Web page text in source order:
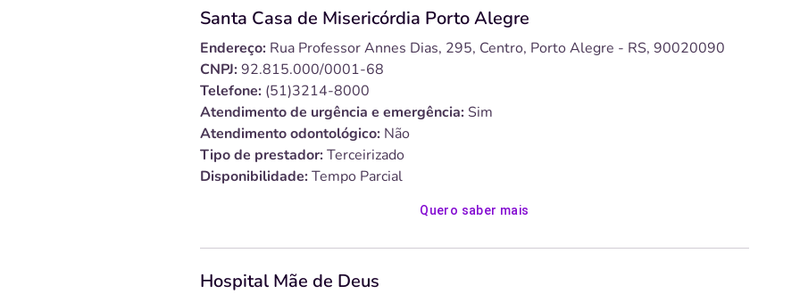
Santa Casa de Misericórdia Porto Alegre
Endereço: Rua Professor Annes Dias, 295, Centro, Porto Alegre - RS, 90020090
CNPJ:92.815.000/0001-68
Telefone: (51)3214-8000
Atendimento de urgência e emergência: Sim
Atendimento odontológico: Não
Tipo de prestador:Terceirizado
Disponibilidade:Tempo Parcial
Quero saber mais
Hospital Mãe de Deus